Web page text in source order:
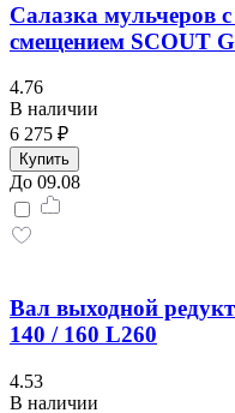
Салазка мульчеров
смещением SCOUT
4.76
В наличии
6 275 ₽
Купить
До 09.08
Вал выходной
140 / 160 L260
4.53
В наличии